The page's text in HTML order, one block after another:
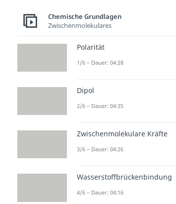
Chemische Grundlagen
Zwischenmolekulares
Polarität
1/6 – Dauer: 04:28
Dipol
2/6 – Dauer: 04:35
Zwischenmolekulare Kräfte
3/6 – Dauer: 04:26
Wasserstoffbrückenbindung
4/6 – Dauer: 04:16